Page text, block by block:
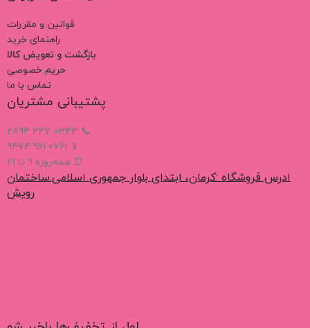
قوانین و مقررات
راهنمای خرید
بازگشت و تعویض کالا
حریم خصوصی
تماس با ما
پشتیبانی مشتریان
📞 0343 247 2894
📱 0761 961 9474
⏰ همه‌روزه 9 تا 21
ادرس فروشگاه :کرمان، ابتدای بلوار جمهوری اسلامی.ساختمان
رویش